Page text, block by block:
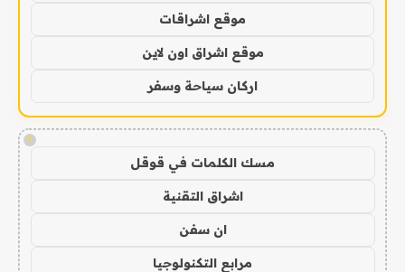
موقع اشراقات
موقع اشراق اون لاين
اركان سياحة وسفر
!
مسك الكلمات في قوقل
اشراق التقنية
ان سفن
مرابع التكنولوجيا